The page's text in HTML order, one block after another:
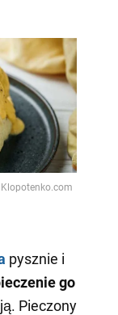
pysznie i
go
Pieczony